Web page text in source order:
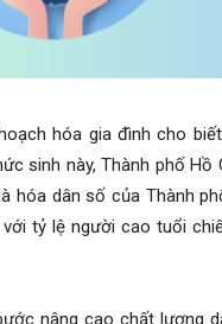
hóa gia đình cho
sinh này, Thành phố
hóa dân số của Thành
tỷ lệ người cao tuổi
nâng cao chất lượng